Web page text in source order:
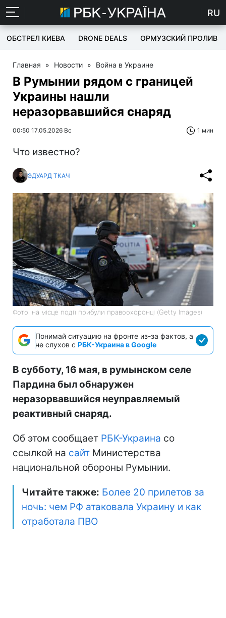
RU
ОБСТРЕЛ КИЕВА DRONE DEALS ОРМУЗСКИЙ ПРОЛИВ
Главная » Новости » Война в Украине
В Румынии рядом с границей
Украины нашли
неразорвавшийся снаряд
00:50 17.05.2026 Вс 1 мин
Что известно?
ЭДУАРД ТКАЧ
Фото: на місце події прибули правоохоронці (Getty Images)
Понимай ситуацию на фронте из-за фактов, а
не слухов с РБК-Украина в Google
В субботу, 16 мая, в румынском селе
Пардина был обнаружен
неразорвавшийся неуправляемый
реактивный снаряд.
Об этом сообщает РБК-Украина со
ссылкой на сайт Министерства
национальной обороны Румынии.
Читайте также: Более 20 прилетов за
ночь: чем РФ атаковала Украину и как
отработала ПВО